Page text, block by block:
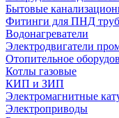
Бытовые
Фитинги для ПНД труб
Водонагреватели
Электродвигатели
Отопительное
Котлы газовые
КИП и ЗИП
Электромагнитные
Электроприводы